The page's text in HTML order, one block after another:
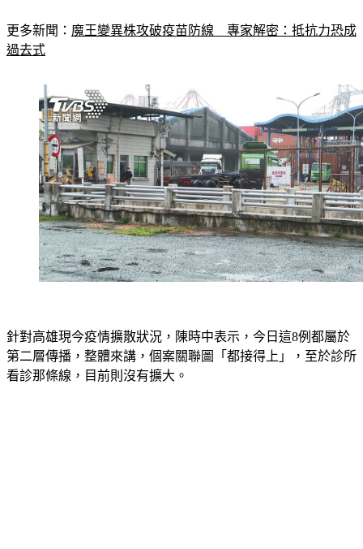
過去式
第二層傳播，整體來講，個案關聯圖「都接得上」，至於診所
看診那條線，目前則沒有擴大。